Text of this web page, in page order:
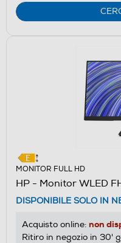
MONITOR FULL HD
HP - Monitor WLED
DISPONIBILE SOLO IN
Acquisto online: non
Ritiro in negozio in 30'